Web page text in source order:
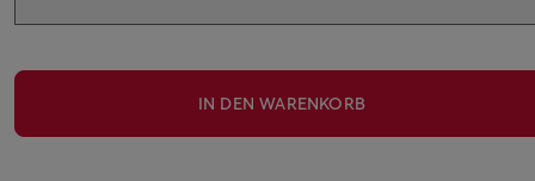
IN DEN WARENKORB